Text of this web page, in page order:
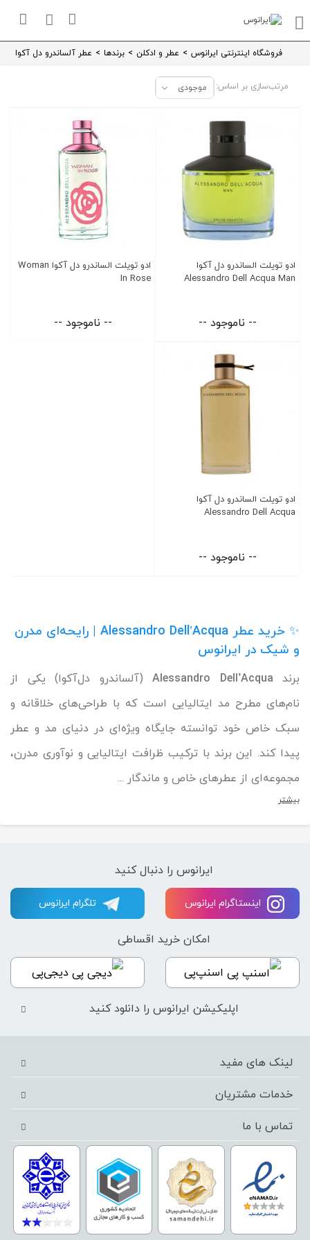
فروشگاه اینترنتی ایرانوس > عطر و ادکلن > برندها > عطر آلساندرو دل آکوا
مرتب‌سازی بر اساس: موجودی
ادو تویلت الساندرو دل آکوا
Alessandro Dell Acqua Man
-- ناموجود --
ادو تویلت الساندرو دل آکوا Woman
In Rose
-- ناموجود --
ادو تویلت الساندرو دل آکوا
Alessandro Dell Acqua
-- ناموجود --
✨ خرید عطر Alessandro Dell’Acqua | رایحه‌ای مدرن
و شیک در ایرانوس
برند Alessandro Dell’Acqua (آلساندرو دل‌آکوا) یکی از
نام‌های مطرح مد ایتالیایی است که با طراحی‌های خلاقانه و
سبک خاص خود توانسته جایگاه ویژه‌ای در دنیای مد و عطر
پیدا کند. این برند با ترکیب ظرافت ایتالیایی و نوآوری مدرن،
مجموعه‌ای از عطرهای خاص و ماندگار ...
بیشتر
ایرانوس را دنبال کنید
تلگرام ایرانوس اینستاگرام ایرانوس
امکان خرید اقساطی
اسنپ‌پی دیجی‌پی
اپلیکیشن ایرانوس را دانلود کنید
لینک های مفید
خدمات مشتریان
تماس با ما